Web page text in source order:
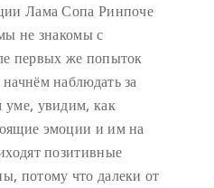
Лама Сопа Ринпоче
не знакомы с
первых же попыток
наблюдать за
увидим, как
эмоции и им на
позитивные
потому что далеки от